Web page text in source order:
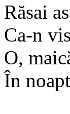
Răsai
Ca-n
O,
În